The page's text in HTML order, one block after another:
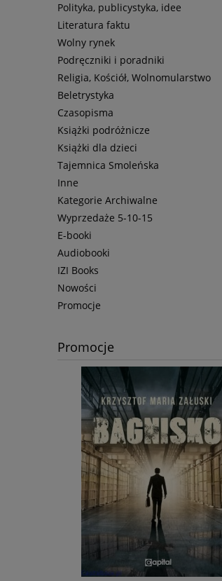
Polityka, publicystyka, idee
Literatura faktu
Wolny rynek
Podręczniki i poradniki
Religia, Kościół, Wolnomularstwo
Beletrystyka
Czasopisma
Książki podróżnicze
Książki dla dzieci
Tajemnica Smoleńska
Inne
Kategorie Archiwalne
Wyprzedaże 5-10-15
E-booki
Audiobooki
IZI Books
Nowości
Promocje
Promocje